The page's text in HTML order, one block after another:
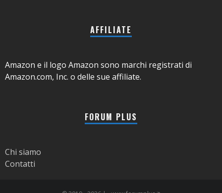
AFFILIATE
Amazon e il logo Amazon sono marchi registrati di
Amazon.com, Inc. o delle sue affiliate.
FORUM PLUS
Chi siamo
Contatti